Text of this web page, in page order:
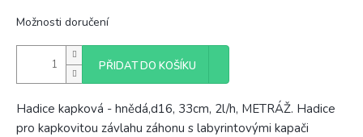
Možnosti doručení
PŘIDAT DO KOŠÍKU
Hadice kapková - hnědá,d16, 33cm, 2l/h, METRÁŽ. Hadice
pro kapkovitou závlahu záhonu s labyrintovými kapači